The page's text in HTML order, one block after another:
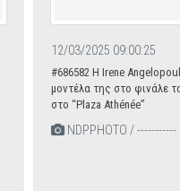
12/03/2025 09:00:25
#686582 H Ιrene
μοντέλα της στο φινάλε
στο “Plaza Athénée”
NDPPHOTO / -----------